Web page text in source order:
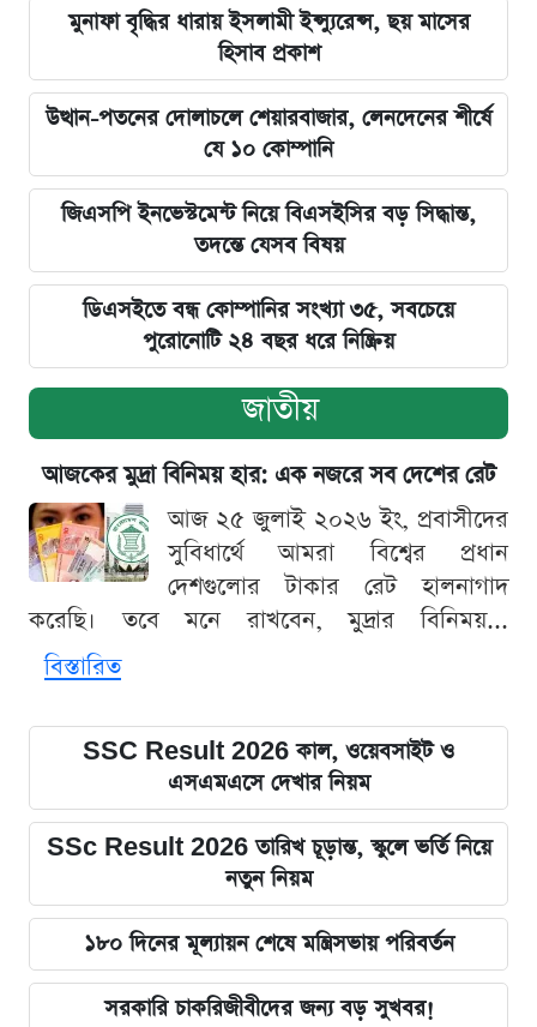
মুনাফা বৃদ্ধির ধারায় ইসলামী ইন্স্যুরেন্স, ছয় মাসের
হিসাব প্রকাশ
উত্থান-পতনের দোলাচলে শেয়ারবাজার, লেনদেনের শীর্ষে
যে ১০ কোম্পানি
জিএসপি ইনভেস্টমেন্ট নিয়ে বিএসইসির বড় সিদ্ধান্ত,
তদন্তে যেসব বিষয়
ডিএসইতে বন্ধ কোম্পানির সংখ্যা ৩৫, সবচেয়ে
পুরোনোটি ২৪ বছর ধরে নিষ্ক্রিয়
জাতীয়
আজকের মুদ্রা বিনিময় হার: এক নজরে সব দেশের রেট
আজ ২৫ জুলাই ২০২৬ ইং, প্রবাসীদের
সুবিধার্থে আমরা বিশ্বের প্রধান
দেশগুলোর টাকার রেট হালনাগাদ
করেছি। তবে মনে রাখবেন, মুদ্রার বিনিময়...
বিস্তারিত
SSC Result 2026 কাল, ওয়েবসাইট ও
এসএমএসে দেখার নিয়ম
SSc Result 2026 তারিখ চূড়ান্ত, স্কুলে ভর্তি নিয়ে
নতুন নিয়ম
১৮০ দিনের মূল্যায়ন শেষে মন্ত্রিসভায় পরিবর্তন
সরকারি চাকরিজীবীদের জন্য বড় সুখবর!